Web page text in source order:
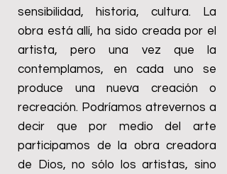
sensibilidad, historia, cultura. La
obra está allí, ha sido creada por el
artista, pero una vez que la
contemplamos, en cada uno se
produce una nueva creación o
recreación. Podríamos atrevernos a
decir que por medio del arte
participamos de la obra creadora
de Dios, no sólo los artistas, sino